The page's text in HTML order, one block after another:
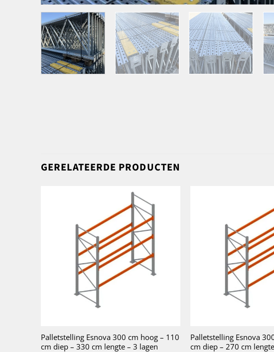
GERELATEERDE PRODUCTEN
Palletstelling Esnova 300 cm hoog – 110
cm diep – 330 cm lengte – 3 lagen
Palletstelling Esnova
cm diep – 270 cm